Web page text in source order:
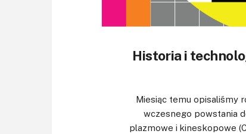
Historia i
Miesiąc temu opisaliśmy
wczesnego powstania
plazmowe i kineskopowe